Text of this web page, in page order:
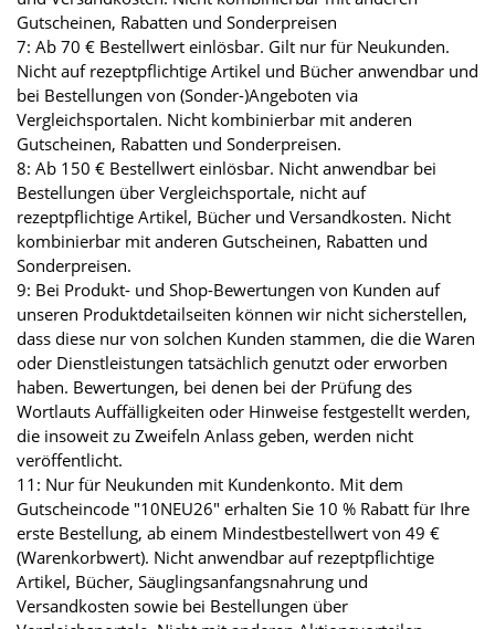
Gutscheinen, Rabatten und Sonderpreisen
7: Ab 70 € Bestellwert einlösbar. Gilt nur für Neukunden.
Nicht auf rezeptpflichtige Artikel und Bücher anwendbar und
bei Bestellungen von (Sonder-)Angeboten via
Vergleichsportalen. Nicht kombinierbar mit anderen
Gutscheinen, Rabatten und Sonderpreisen.
8: Ab 150 € Bestellwert einlösbar. Nicht anwendbar bei
Bestellungen über Vergleichsportale, nicht auf
rezeptpflichtige Artikel, Bücher und Versandkosten. Nicht
kombinierbar mit anderen Gutscheinen, Rabatten und
Sonderpreisen.
9: Bei Produkt- und Shop-Bewertungen von Kunden auf
unseren Produktdetailseiten können wir nicht sicherstellen,
dass diese nur von solchen Kunden stammen, die die Waren
oder Dienstleistungen tatsächlich genutzt oder erworben
haben. Bewertungen, bei denen bei der Prüfung des
Wortlauts Auffälligkeiten oder Hinweise festgestellt werden,
die insoweit zu Zweifeln Anlass geben, werden nicht
veröffentlicht.
11: Nur für Neukunden mit Kundenkonto. Mit dem
Gutscheincode "10NEU26" erhalten Sie 10 % Rabatt für Ihre
erste Bestellung, ab einem Mindestbestellwert von 49 €
(Warenkorbwert). Nicht anwendbar auf rezeptpflichtige
Artikel, Bücher, Säuglingsanfangsnahrung und
Versandkosten sowie bei Bestellungen über